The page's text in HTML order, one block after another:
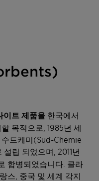
이트 제품을 한국에서
목적으로, 1985년 세
드케미(Sud-Chemie
설립 되었으며, 2011년
합병되었습니다. 클라
스, 중국 및 세계 각지